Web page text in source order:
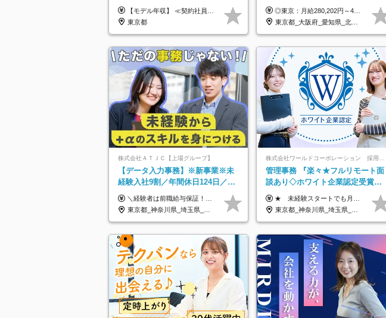
年休120日以上#正社員登用あり#
服装自由
【モデル年収】 ≪契約社員≫ 年収330万円 (基本給23万 ＋ 地区手当3万円 ＋ 賞与)：都内在住 年収264万円 (基本給21万 ＋ 賞与)：静岡県在住 --------------- ●月給21万円～28万9900円＋賞与（年2回）＋各種手当 ●1年目想定給与：年収264万円～364万円 ●経験やスキルに応じて優遇します！ ※お住まいの地域により0～3万円の地区手当を支給しております ※試用期間中（3ヶ月間）の雇用形態および待遇に差異はありません ※残業代については選考時に詳細をご説明します ※通算契約期間の上限は5年となります ≪アルバイト≫ ●時給1,250円～2,300円 ●経験やスキルに応じて優遇します！ ●ご希望に応じ、扶養内での勤務も可能です！ ※試用期間中の雇用形態および待遇に差異はありません
東京都
1回*月収37万円可/o
◎東京：月給280,202円～402,430円 ◎大阪：月給269,824円～392,052円 ◎名古屋：月給285,967円～408,195円 ◎その他：月給265,212円～387,440円 ※試用期間3か月／待遇は研修期間中のみ変更あり （東京：23.9万円～、大阪：月給23.4万円～、名古屋：月給24.2万円～、その他：月給23.1万円～） ※固定残業代（配属後に支給）・一律手当を含む ※固定残業代は残業がない場合も支給し、超過分は別途支給する ※年齢、経験、能力を考慮し、支給額を決定します。
東京都_大阪府_愛知県_北海道_宮城県_新潟県_石川県_静岡県_広島県_福岡県_沖縄県
株式会社ＡＴＪＣ【上場グループ】
【データ入力事務】※新事業※未
経験入社9割／年間休日124日／月
残業13h／土日祝休み／給与改定
年2回
＼経験者は前職給与保証！／ 月給23万円～33万円＋各種手当 ☆給与改定年2回あり！ ※上記金額には固定残業代（31,081円～44,595円／20時間分）を含みます。 ※超過分は別途支給します。 ★試用期間：6ヶ月 未経験の場合、試用期間中は月給21万円（固定残業代12,353円／8時間分）となります。ただし、2026年7月1日以降は給与改定に伴い、試用期間の途中であっても、月給230,000円（固定残業代31,081円／20時間分）を適用します。 ※超過分は別途支給します。
東京都_神奈川県_埼玉県_千葉県
株式会社ワールドコーポレーション 採用事業部【上場グループ】
管理事務 『楽々★フルリモート面
談あり◇ホワイト企業認定受賞◇
完全週休2日◇賞与年2回 /p13
★ 未経験スタートでも月収40万円以上も目指せます！ ★ ★ 試用期間6か月あり／給与・待遇に変更なし ★ ＼パターン①orパターン②で給与形態の選択が可能／ ＜パターン①＞ 月給+交通費+（残業代は全額別途支給） 【首都圏・関東・北信越】 月給30.0万円以上 【関西】 月給27.5万円以上 【中部】 月給26.5万円以上 【東北】 月給24.5万円以上 【北海道】 月給24.0万円以上 【九州・中四国】 月給25.5万円以上 ＜パターン②＞ 月給（固定残業代20H含む）+交通費+賞与年2回+残業代 （※20H場合を超過した場合は全額別途支給） 【首都圏・関東・北信越】 月給25.0万円以上 【関 西・中部】 月給24.5万円以上 【東 北・北海道・九州・中四国】 月給23.5万円以上 ※上記給与には固定残業代（月20H分）を含みます 固定残業代は残業の有無に関わらず支給し、超過分は別途全額支給いたします ①②の給与形態はご本人様と相談の上、最終的に会社が決定いたします （内定時に通知） ■給与改定年1回 ■(※)賞与年2回（昨年度支給実績2回／頑張りを評価） (※)支給条件に規定あり
東京都_神奈川県_埼玉県_千葉県_大阪府_愛知県_北海道_青森県_岩手県_宮城県_秋田県_山形県_福島県_茨城県_栃木県_群馬県_新潟県_山梨県_長野県_富山県_石川県_福井県_静岡県_岐阜県_三重県_兵庫県_京都府_滋賀県_奈良県_和歌山県_広島県_岡山県_鳥取県_島根県_山口県_徳島県_香川県_愛媛県_高知県_福岡県_熊本県_佐賀県_長崎県_大分県_宮崎県_鹿児島県_沖縄県